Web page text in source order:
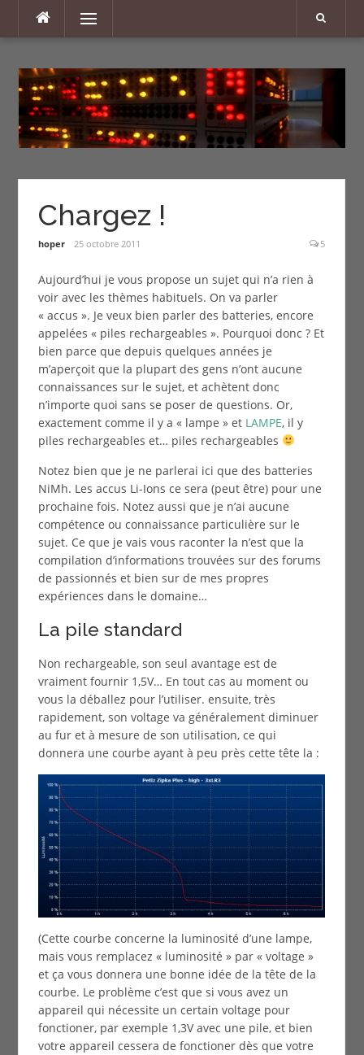
Menu
Chargez !
hoper 25 octobre 2011 5
Aujourd’hui je vous propose un sujet qui n’a rien à
voir avec les thèmes habituels. On va parler
« accus ». Je veux bien parler des batteries, encore
appelées « piles rechargeables ». Pourquoi donc ? Et
bien parce que depuis quelques années je
m’aperçoit que la plupart des gens n’ont aucune
connaissances sur le sujet, et achètent donc
n’importe quoi sans se poser de questions. Or,
exactement comme il y a « lampe » et LAMPE, il y
piles rechargeables et… piles rechargeables
Notez bien que je ne parlerai ici que des batteries
NiMh. Les accus Li-Ions ce sera (peut être) pour une
prochaine fois. Notez aussi que je n’ai aucune
compétence ou connaissance particulière sur le
sujet. Ce que je vais vous raconter la n’est que la
compilation d’informations trouvées sur des forums
de passionnés et bien sur de mes propres
expériences dans le domaine…
La pile standard
Non rechargeable, son seul avantage est de
vraiment fournir 1,5V… En tout cas au moment ou
vous la déballez pour l’utiliser. ensuite, très
rapidement, son voltage va généralement diminuer
au fur et à mesure de son utilisation, ce qui
donnera une courbe ayant à peu près cette tête la :
(Cette courbe concerne la luminosité d’une lampe,
mais vous remplacez « luminosité » par « voltage »
et ça vous donnera une bonne idée de la tête de la
courbe. Le problème c’est que si vous avez un
appareil qui nécessite un certain voltage pour
fonctioner, par exemple 1,3V avec une pile, et bien
votre appareil cessera de fonctioner dès que votre